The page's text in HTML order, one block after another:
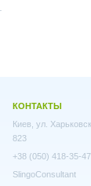
КОНТАКТЫ
Киев, ул.
823
+38 (050) 418-35-47
SlingoConsultant